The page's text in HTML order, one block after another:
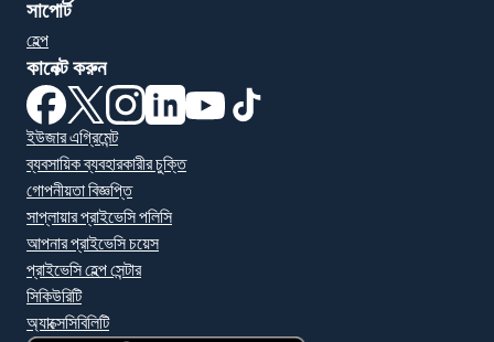
সাপোর্ট
হেল্প
কানেক্ট করুন
(নতুন উইন্ডোতে খুলবে)
(নতুন উইন্ডোতে খুলবে)
(নতুন উইন্ডোতে খুলবে)
(নতুন উইন্ডোতে খুলবে)
(নতুন উইন্ডোতে খুলবে)
ইউজার এগ্রিমেন্ট
ব্যবসায়িক ব্যবহারকারীর চুক্তি
গোপনীয়তা বিজ্ঞপ্তি
সাপ্লায়ার প্রাইভেসি পলিসি
আপনার প্রাইভেসি চয়েস
প্রাইভেসি হেল্প সেন্টার
সিকিউরিটি
অ্যাক্সেসিবিলিটি